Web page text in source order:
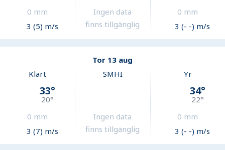
0 mm
3 (5) m/s
Ingen data
finns tillgänglig
0 mm
3 (- -) m/s
Tor 13 aug
Klart
33°
20°
0 mm
3 (7) m/s
SMHI
Ingen data
finns tillgänglig
Yr
34°
22°
0 mm
3 (- -) m/s